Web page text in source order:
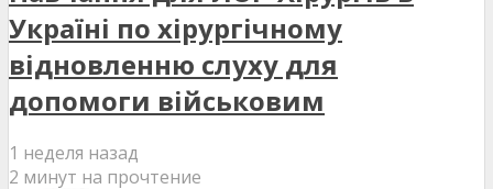
Україні по хірургічному
відновленню слуху для
допомоги військовим
1 неделя назад
2 минут на прочтение